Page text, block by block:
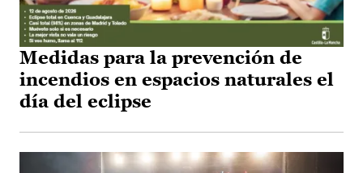
Medidas para la prevención de
incendios en espacios naturales el
día del eclipse